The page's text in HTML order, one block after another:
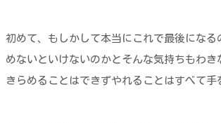
初めて、もしかして本当にこれで最後になる
めないといけないのかとそんな気持ちもわき
きらめることはできずやれることはすべて手